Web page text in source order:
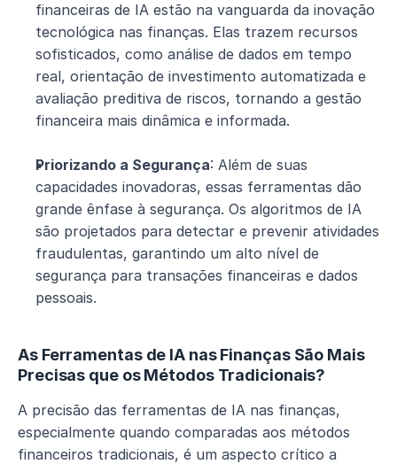
financeiras de IA estão na vanguarda da inovação
tecnológica nas finanças. Elas trazem recursos
sofisticados, como análise de dados em tempo
real, orientação de investimento automatizada e
avaliação preditiva de riscos, tornando a gestão
financeira mais dinâmica e informada.
Priorizando a Segurança: Além de suas
capacidades inovadoras, essas ferramentas dão
grande ênfase à segurança. Os algoritmos de IA
são projetados para detectar e prevenir atividades
fraudulentas, garantindo um alto nível de
segurança para transações financeiras e dados
pessoais.
As Ferramentas de IA nas Finanças São Mais
Precisas que os Métodos Tradicionais?
A precisão das ferramentas de IA nas finanças,
especialmente quando comparadas aos métodos
financeiros tradicionais, é um aspecto crítico a